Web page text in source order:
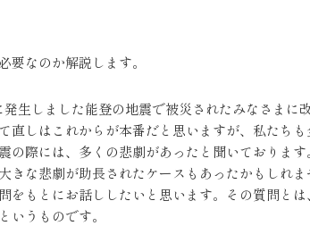
要なのか解説します。
発生しました能登の地震で被災されたみなさまに
直しはこれからが本番だと思いますが、私たち
の際には、多くの悲劇があったと聞いておりま
きな悲劇が助長されたケースもあったかもしれ
をもとにお話ししたいと思います。その質問と
いうものです。